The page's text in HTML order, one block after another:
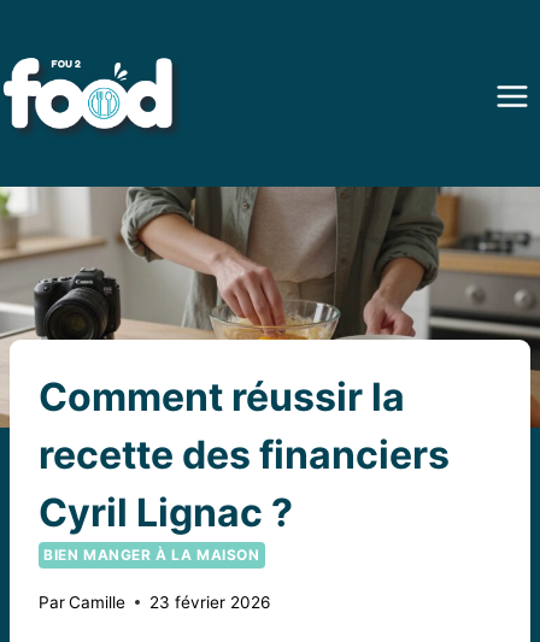
contenu
Comment réussir la
recette des financiers
Cyril Lignac ?
BIEN MANGER À LA MAISON
ParCamille 23 février 2026